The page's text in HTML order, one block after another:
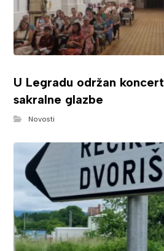
U Legradu održan
sakralne glazbe
Novosti